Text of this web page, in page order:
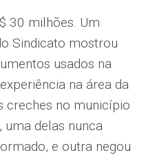
30 milhões. Um
Sindicato mostrou
usados na
na área da
creches no município
uma delas nunca
e outra negou